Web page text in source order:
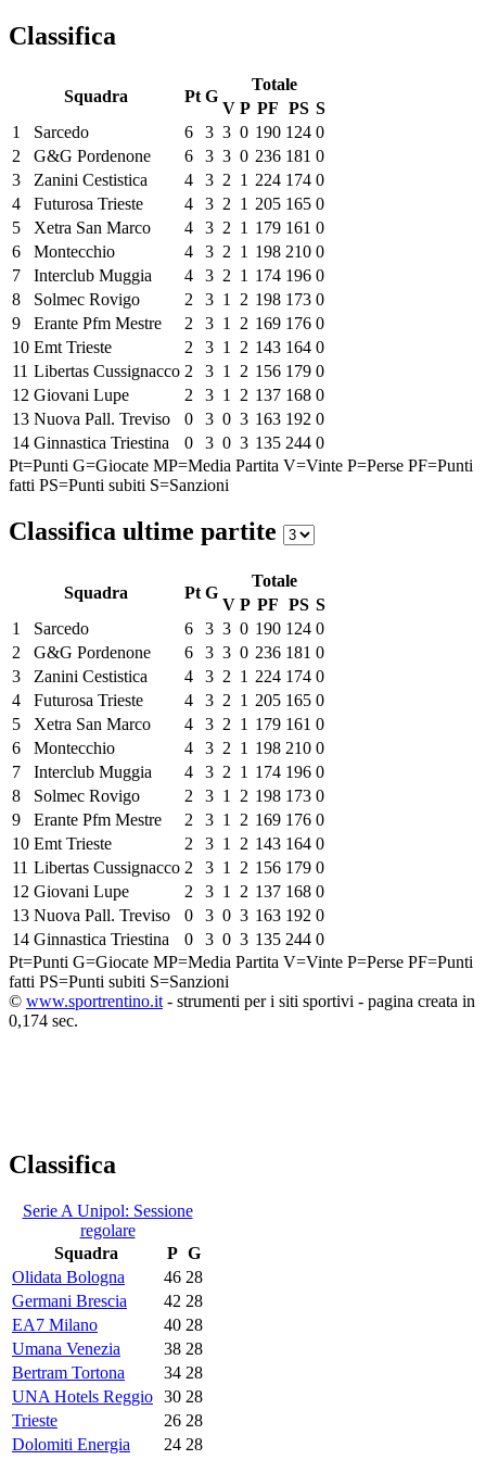
Classifica
Squadra Pt G
Totale
V P PF PS S
1
Sarcedo 6 3 3 0 190 124 0
2
G&G Pordenone 6 3 3 0 236 181 0
3
Zanini Cestistica 4 3 2 1 224 174 0
4
Futurosa Trieste 4 3 2 1 205 165 0
5
Xetra San Marco 4 3 2 1 179 161 0
6
Montecchio 4 3 2 1 198 210 0
7
Interclub Muggia 4 3 2 1 174 196 0
8
Solmec Rovigo 2 3 1 2 198 173 0
9
Erante Pfm Mestre 2 3 1 2 169 176 0
10 Emt Trieste 2 3 1 2 143 164 0
11 Libertas Cussignacco 2 3 1 2 156 179 0
12 Giovani Lupe 2 3 1 2 137 168 0
13 Nuova Pall. Treviso 0 3 0 3 163 192 0
14 Ginnastica Triestina 0 3 0 3 135 244 0
Pt=Punti G=Giocate MP=Media Partita V=Vinte P=Perse PF=Punti
fatti PS=Punti subiti S=Sanzioni
Classifica ultime partite
Squadra Pt G
Totale
V P PF PS S
1
Sarcedo 6 3 3 0 190 124 0
2
G&G Pordenone 6 3 3 0 236 181 0
3
Zanini Cestistica 4 3 2 1 224 174 0
4
Futurosa Trieste 4 3 2 1 205 165 0
5
Xetra San Marco 4 3 2 1 179 161 0
6
Montecchio 4 3 2 1 198 210 0
7
Interclub Muggia 4 3 2 1 174 196 0
8
Solmec Rovigo 2 3 1 2 198 173 0
9
Erante Pfm Mestre 2 3 1 2 169 176 0
10 Emt Trieste 2 3 1 2 143 164 0
11 Libertas Cussignacco 2 3 1 2 156 179 0
12 Giovani Lupe 2 3 1 2 137 168 0
13 Nuova Pall. Treviso 0 3 0 3 163 192 0
14 Ginnastica Triestina 0 3 0 3 135 244 0
Pt=Punti G=Giocate MP=Media Partita V=Vinte P=Perse PF=Punti
fatti PS=Punti subiti S=Sanzioni
© www.sportrentino.it - strumenti per i siti sportivi - pagina creata in
0,174 sec.
Classifica
Serie A Unipol: Sessione
regolare
Squadra
P G
Olidata Bologna
46 28
Germani Brescia
42 28
EA7 Milano
40 28
Umana Venezia
38 28
Bertram Tortona
34 28
UNA Hotels Reggio 30 28
Trieste
26 28
Dolomiti Energia
24 28